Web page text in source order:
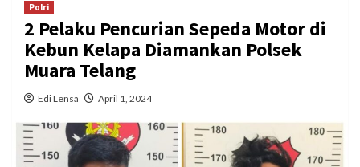
Polri
2 Pelaku Pencurian Sepeda Motor di
Kebun Kelapa Diamankan Polsek
Muara Telang
Edi Lensa April 1, 2024